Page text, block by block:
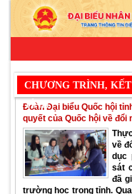
CHƯƠNG TRÌNH,
TỈNH
Đoàn Đại biểu Quốc hội
quyết của Quốc hội về
về
dục
sát
đã
trường học trong tỉnh.